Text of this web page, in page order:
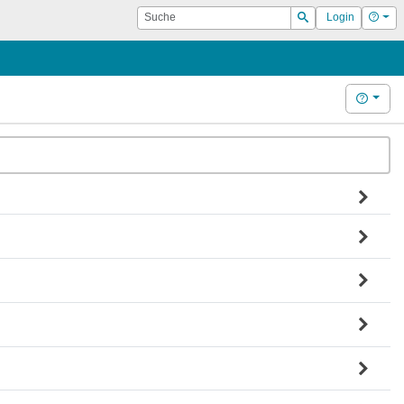
Suche
Suchen
Login Hilfe
Hilfe